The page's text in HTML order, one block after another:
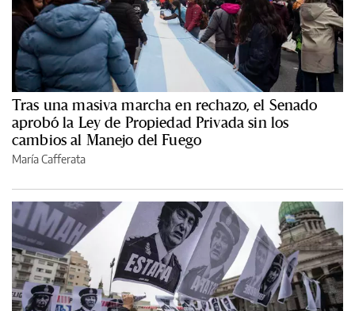
Tras una masiva marcha en rechazo, el Senado
aprobó la Ley de Propiedad Privada sin los
cambios al Manejo del Fuego
María Cafferata